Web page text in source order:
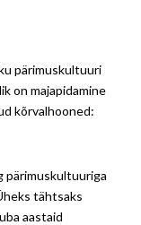
pärimuskultuuri
on majapidamine
kõrvalhooned:
pärimuskultuuriga
tähtsaks
aastaid